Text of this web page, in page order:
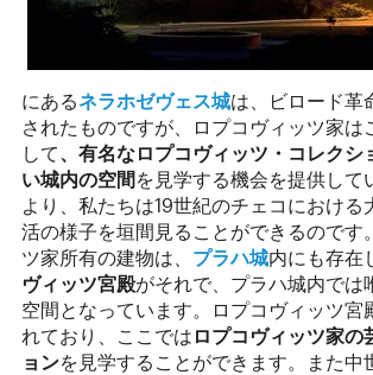
にあるネラホゼヴェス城は、ビロード革
されたものですが、ロプコヴィッツ家は
して、有名なロプコヴィッツ・コレクシ
い城内の空間を見学する機会を提供して
より、私たちは19世紀のチェコにおける
活の様子を垣間見ることができるのです
ツ家所有の建物は、 プラハ城内にも存在
ヴィッツ宮殿がそれで、プラハ城内では
空間となっています。ロプコヴィッツ宮
れており、ここでは ロプコヴィッツ家の
ョンを見学することができます。また中